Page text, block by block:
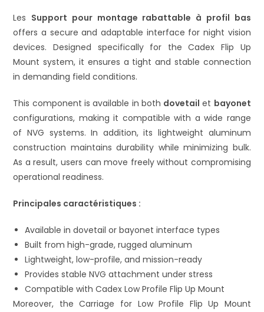
Les Support pour montage rabattable à profil bas
offers a secure and adaptable interface for night vision
devices. Designed specifically for the Cadex Flip Up
Mount system, it ensures a tight and stable connection
in demanding field conditions.
This component is available in both dovetail et bayonet
configurations, making it compatible with a wide range
of NVG systems. In addition, its lightweight aluminum
construction maintains durability while minimizing bulk.
As a result, users can move freely without compromising
operational readiness.
Principales caractéristiques :
Available in dovetail or bayonet interface types
Built from high-grade, rugged aluminum
Lightweight, low-profile, and mission-ready
Provides stable NVG attachment under stress
Compatible with Cadex Low Profile Flip Up Mount
Moreover, the Carriage for Low Profile Flip Up Mount